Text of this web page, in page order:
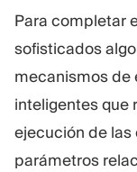
Para completar
sofisticados
mecanismos de
inteligentes que
ejecución de las
parámetros